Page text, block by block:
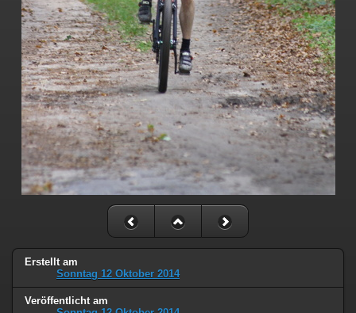
Erstellt am
Sonntag 12 Oktober 2014
Veröffentlicht am